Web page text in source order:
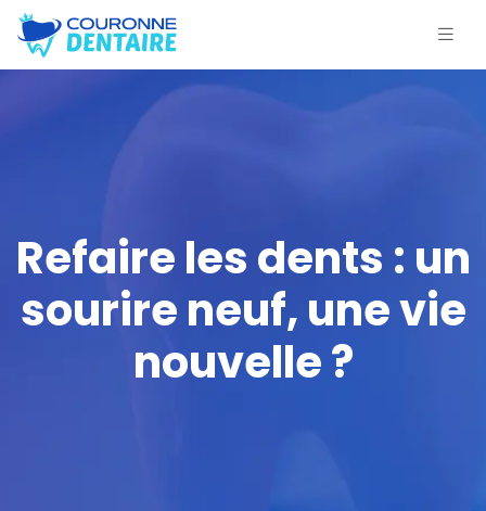
Refaire les dents : un
sourire neuf, une vie
nouvelle ?